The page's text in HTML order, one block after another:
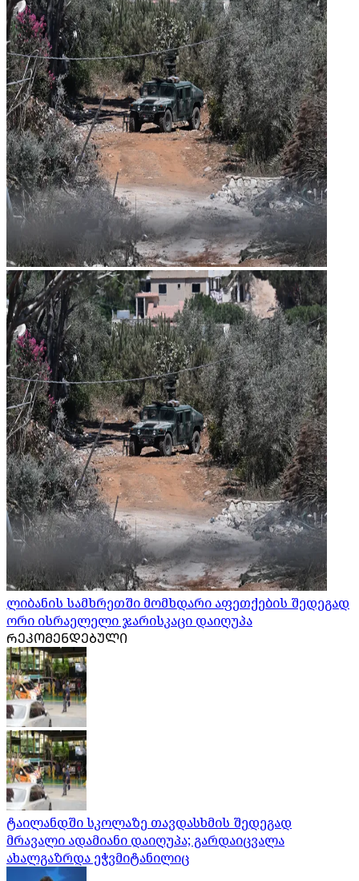
ლიბანის სამხრეთში მომხდარი აფეთქების შედეგად
ორი ისრაელელი ჯარისკაცი დაიღუპა
ᲠᲔᲙᲝᲛᲔᲜᲓᲔᲑᲣᲚᲘ
ტაილანდში სკოლაზე თავდასხმის შედეგად
მრავალი ადამიანი დაიღუპა; გარდაიცვალა
ახალგაზრდა ეჭვმიტანილიც